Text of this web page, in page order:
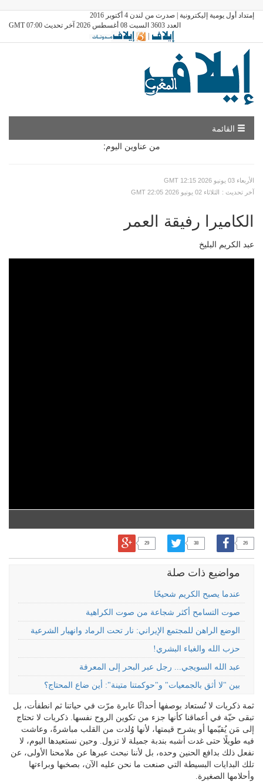
إمتداد أول يومية إليكترونية | صدرت من لندن 4 أكتوبر 2016
العدد 3603 السبت 08 أغسطس 2026 آخر تحديث GMT 07:00
|
القائمة
من عناوين اليوم:
GMT الأربعاء 03 يونيو 2026 12:15
GMT الثلاثاء 02 يونيو 2026 22:05
: آخر تحديث
الكاميرا رفيقة العمر
عبد الكريم البليخ
26
38
29
مواضيع ذات صلة
عندما يصبح الكريم شحيحًا
صوت التسامح أكثر شجاعة من صوت الكراهية
الوضع الراهن للمجتمع الإيراني: نار تحت الرماد وانهيار الشرعية
حزب الله والغباء البشري!
عبد الله السويجي... رجل عبر البحر إلى المعرفة
بين "لا أثق بالجمعيات" و"حوكمتنا متينة": أين ضاع المحتاج؟
ثمة ذكريات لا تُستعاد بوصفها أحداثًا عابرة مرّت في حياتنا ثم انطفأت، بل
تبقى حيّة في أعماقنا كأنها جزء من تكوين الروح نفسها. ذكريات لا تحتاج
إلى مَن يُقيّمها أو يشرح قيمتها، لأنها وُلدت من القلب مباشرةً، وعاشت
فيه طويلًا حتى غدت أشبه بندبة جميلة لا تزول. وحين نستعيدها اليوم، لا
نفعل ذلك بدافع الحنين وحده، بل لأننا نبحث عبرها عن ملامحنا الأولى، عن
تلك البدايات البسيطة التي صنعت ما نحن عليه الآن، بصخبها وبراءتها
وأحلامها الصغيرة.